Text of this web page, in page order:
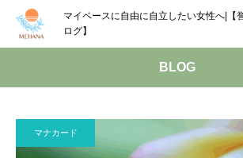
マイペースに自由に自立したい女性へ|【
ログ】
BLOG
マナカード